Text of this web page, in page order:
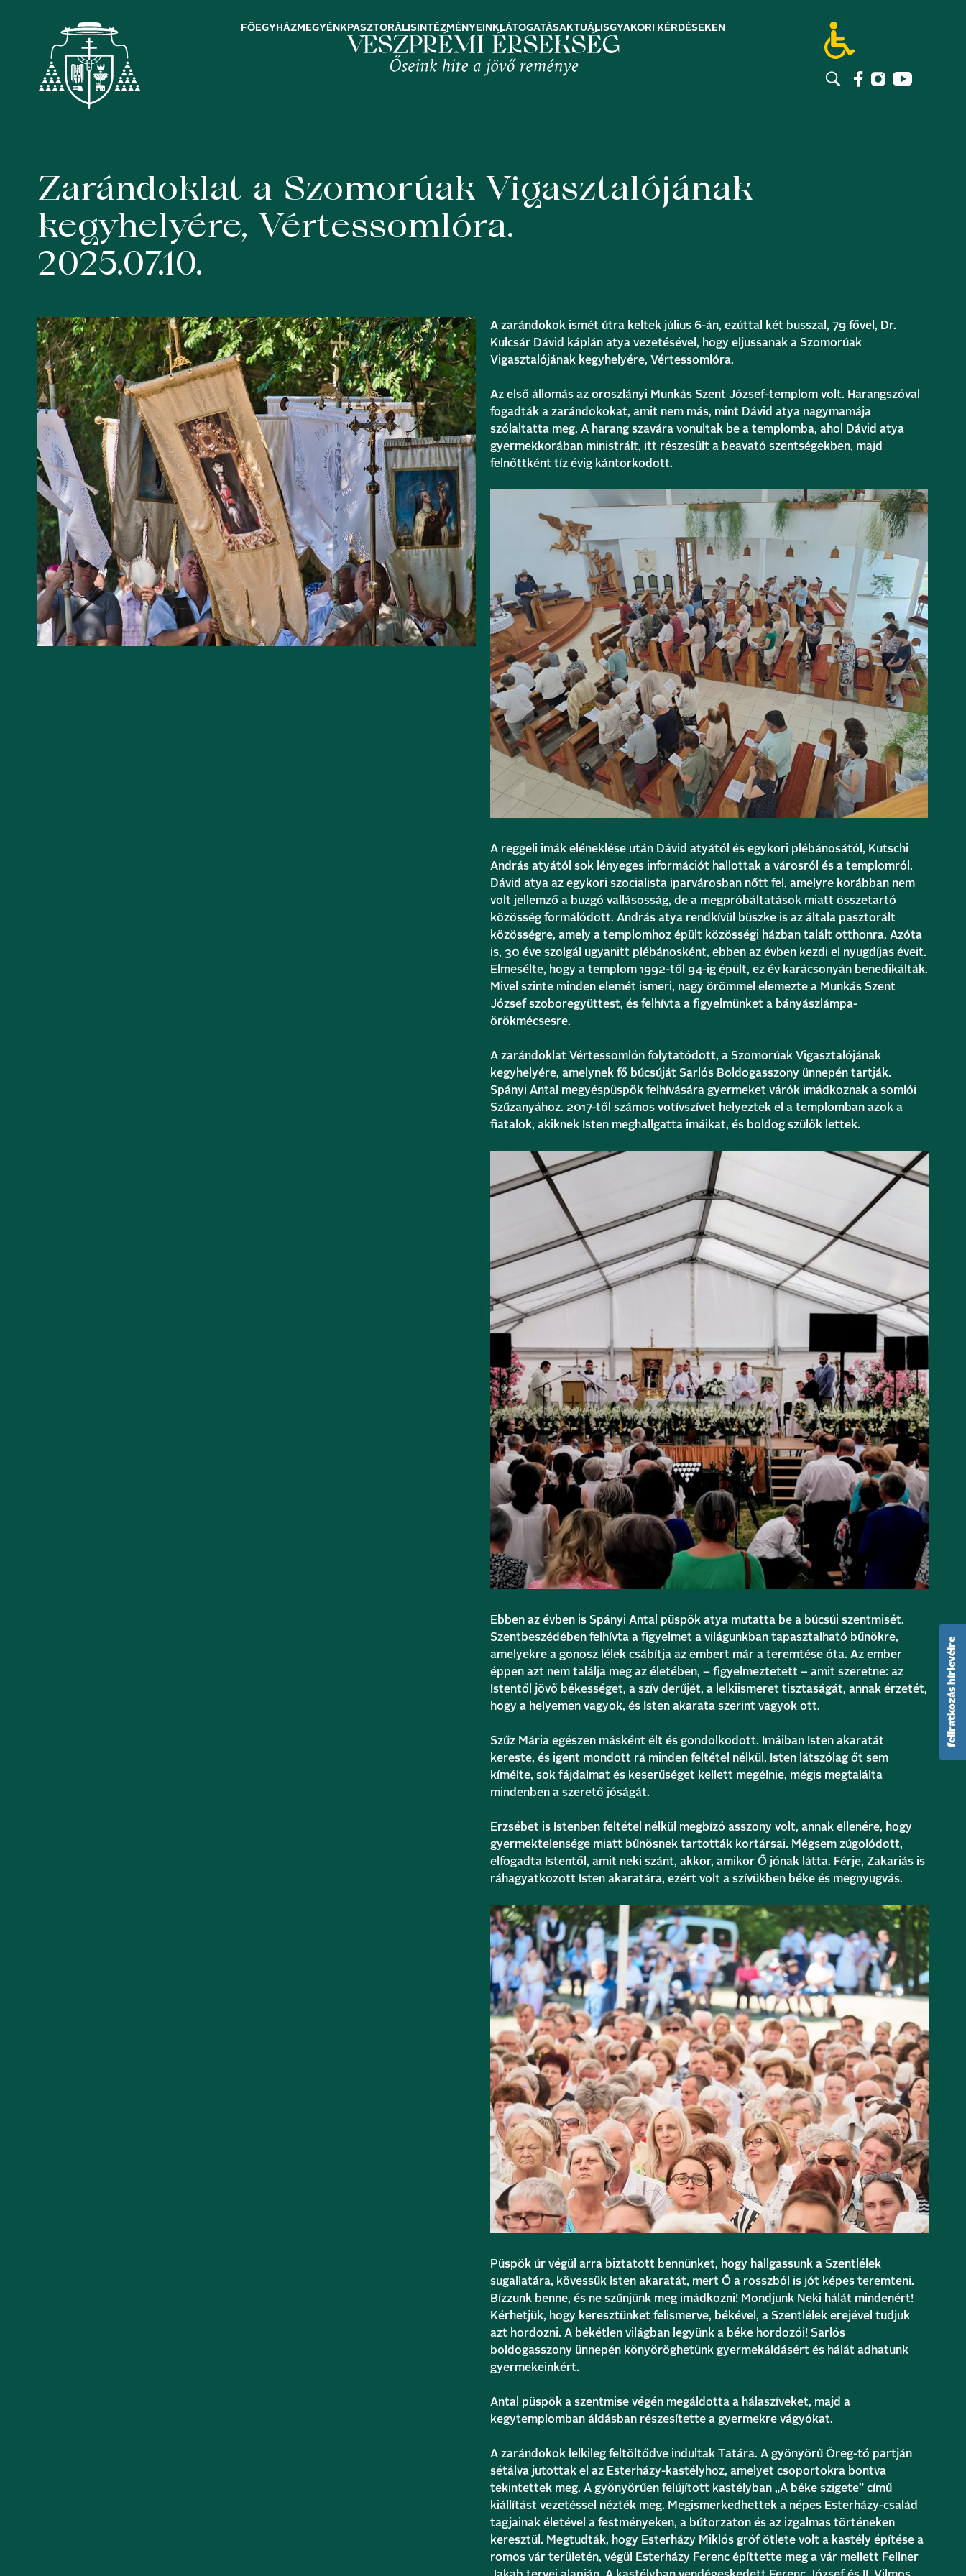
FŐEGYHÁZMEGYÉNK PASZTORÁLIS INTÉZMÉNYEINK LÁTOGATÁSAKTUÁLISGYAKORI KÉRDÉSEK EN
Zarándoklat a Szomorúak Vigasztalójának
kegyhelyére, Vértessomlóra.
2025.07.10.
A zarándokok ismét útra keltek július 6-án, ezúttal két busszal, 79 fővel, Dr.
Kulcsár Dávid káplán atya vezetésével, hogy eljussanak a Szomorúak
Vigasztalójának kegyhelyére, Vértessomlóra.
Az első állomás az oroszlányi Munkás Szent József-templom volt. Harangszóval
fogadták a zarándokokat, amit nem más, mint Dávid atya nagymamája
szólaltatta meg. A harang szavára vonultak be a templomba, ahol Dávid atya
gyermekkorában ministrált, itt részesült a beavató szentségekben, majd
felnőttként tíz évig kántorkodott.
A reggeli imák eléneklése után Dávid atyától és egykori plébánosától, Kutschi
András atyától sok lényeges információt hallottak a városról és a templomról.
Dávid atya az egykori szocialista iparvárosban nőtt fel, amelyre korábban nem
volt jellemző a buzgó vallásosság, de a megpróbáltatások miatt összetartó
közösség formálódott. András atya rendkívül büszke is az általa pasztorált
közösségre, amely a templomhoz épült közösségi házban talált otthonra. Azóta
is, 30 éve szolgál ugyanitt plébánosként, ebben az évben kezdi el nyugdíjas éveit.
Elmesélte, hogy a templom 1992-től 94-ig épült, ez év karácsonyán benedikálták.
Mivel szinte minden elemét ismeri, nagy örömmel elemezte a Munkás Szent
József szoboregyüttest, és felhívta a figyelmünket a bányászlámpa-
örökmécsesre.
A zarándoklat Vértessomlón folytatódott, a Szomorúak Vigasztalójának
kegyhelyére, amelynek fő búcsúját Sarlós Boldogasszony ünnepén tartják.
Spányi Antal megyéspüspök felhívására gyermeket várók imádkoznak a somlói
Szűzanyához. 2017-től számos votívszívet helyeztek el a templomban azok a
fiatalok, akiknek Isten meghallgatta imáikat, és boldog szülők lettek.
Ebben az évben is Spányi Antal püspök atya mutatta be a búcsúi szentmisét.
Szentbeszédében felhívta a figyelmet a világunkban tapasztalható bűnökre,
amelyekre a gonosz lélek csábítja az embert már a teremtése óta. Az ember
éppen azt nem találja meg az életében, – figyelmeztetett – amit szeretne: az
Istentől jövő békességet, a szív derűjét, a lelkiismeret tisztaságát, annak érzetét,
hogy a helyemen vagyok, és Isten akarata szerint vagyok ott.
Szűz Mária egészen másként élt és gondolkodott. Imáiban Isten akaratát
kereste, és igent mondott rá minden feltétel nélkül. Isten látszólag őt sem
kímélte, sok fájdalmat és keserűséget kellett megélnie, mégis megtalálta
mindenben a szerető jóságát.
Erzsébet is Istenben feltétel nélkül megbízó asszony volt, annak ellenére, hogy
gyermektelensége miatt bűnösnek tartották kortársai. Mégsem zúgolódott,
elfogadta Istentől, amit neki szánt, akkor, amikor Ő jónak látta. Férje, Zakariás is
ráhagyatkozott Isten akaratára, ezért volt a szívükben béke és megnyugvás.
Püspök úr végül arra biztatott bennünket, hogy hallgassunk a Szentlélek
sugallatára, kövessük Isten akaratát, mert Ő a rosszból is jót képes teremteni.
Bízzunk benne, és ne szűnjünk meg imádkozni! Mondjunk Neki hálát mindenért!
Kérhetjük, hogy keresztünket felismerve, békével, a Szentlélek erejével tudjuk
azt hordozni. A békétlen világban legyünk a béke hordozói! Sarlós
boldogasszony ünnepén könyöröghetünk gyermekáldásért és hálát adhatunk
gyermekeinkért.
Antal püspök a szentmise végén megáldotta a hálaszíveket, majd a
kegytemplomban áldásban részesítette a gyermekre vágyókat.
A zarándokok lelkileg feltöltődve indultak Tatára. A gyönyörű Öreg-tó partján
sétálva jutottak el az Esterházy-kastélyhoz, amelyet csoportokra bontva
tekintettek meg. A gyönyörűen felújított kastélyban „A béke szigete” című
kiállítást vezetéssel nézték meg. Megismerkedhettek a népes Esterházy-család
tagjainak életével a festményeken, a bútorzaton és az izgalmas történeken
keresztül. Megtudták, hogy Esterházy Miklós gróf ötlete volt a kastély építése a
romos vár területén, végül Esterházy Ferenc építtette meg a vár mellett Fellner
feliratkozás hírlevélre